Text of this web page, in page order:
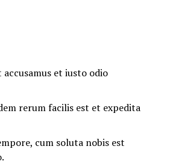
accusamus et iusto odio
rerum facilis est et expedita
cum soluta nobis est